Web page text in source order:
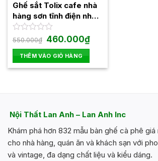
Ghế sắt Tolix cafe nhà
hàng sơn tĩnh điện nhập
khẩu siêu bền LAG18
Được
hạng
0
5
550.000₫ Giá
gốc
là:
550.000₫.
460.000₫Giá
hiện
tại
460.000₫.
THÊM VÀO GIỎ HÀNG
Nội Thất Lan Anh – Lan Anh Inc
Khám phá hơn 832 mẫu bàn ghế cà phê
cho nhà hàng, quán ăn và khách sạn với
và vintage, đa dạng chất liệu và kiểu dáng.